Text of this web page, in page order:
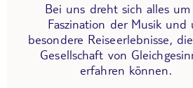
Bei uns dreht sich alles
Faszination der Musik und
besondere Reiseerlebnisse,
Gesellschaft von
erfahren können.